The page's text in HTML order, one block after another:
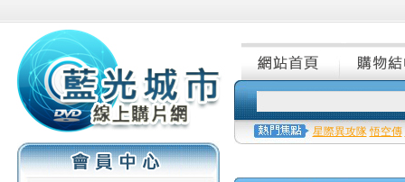
星際異攻隊 悟空傳